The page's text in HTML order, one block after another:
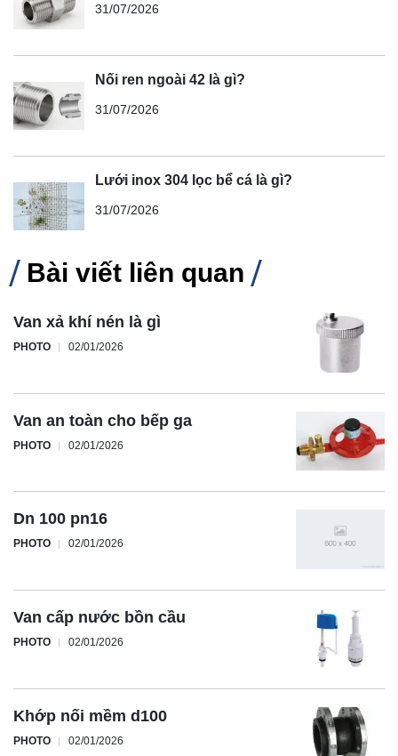
31/07/2026
Nối ren ngoài 42 là gì?
31/07/2026
Lưới inox 304 lọc bể cá là gì?
31/07/2026
Bài viết liên quan
Van xả khí nén là gì
PHOTO 02/01/2026
Van an toàn cho bếp ga
PHOTO 02/01/2026
Dn 100 pn16
PHOTO 02/01/2026
Van cấp nước bồn cầu
PHOTO 02/01/2026
Khớp nối mềm d100
PHOTO 02/01/2026